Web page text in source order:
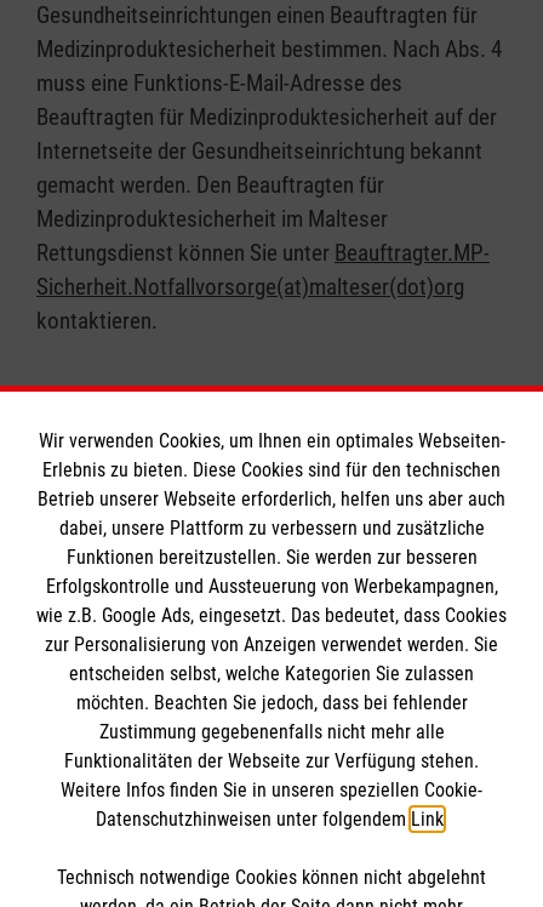
Gesundheitseinrichtungen einen Beauftragten für
Medizinproduktesicherheit bestimmen. Nach Abs. 4
muss eine Funktions-E-Mail-Adresse des
Beauftragten für Medizinproduktesicherheit auf der
Internetseite der Gesundheitseinrichtung bekannt
gemacht werden. Den Beauftragten für
Medizinproduktesicherheit im Malteser
Rettungsdienst können Sie unter Beauftragter.MP-
Sicherheit.Notfallvorsorge(at)malteser(dot)org
kontaktieren.
Informationen
Impressum
Datenschutz
Kontakt
Barrierefreiheit
Die Malteser
Malteser in Deutschland
Malteserorden
Sharepoint
Spendenkonto
IBAN: DE39 3706 0120 1201 2150 10
Wir verwenden Cookies, um Ihnen ein optimales Webseiten-
Erlebnis zu bieten. Diese Cookies sind für den technischen
Betrieb unserer Webseite erforderlich, helfen uns aber auch
dabei, unsere Plattform zu verbessern und zusätzliche
Funktionen bereitzustellen. Sie werden zur besseren
Erfolgskontrolle und Aussteuerung von Werbekampagnen,
wie z.B. Google Ads, eingesetzt. Das bedeutet, dass Cookies
zur Personalisierung von Anzeigen verwendet werden. Sie
entscheiden selbst, welche Kategorien Sie zulassen
möchten. Beachten Sie jedoch, dass bei fehlender
Zustimmung gegebenenfalls nicht mehr alle
Funktionalitäten der Webseite zur Verfügung stehen.
Weitere Infos finden Sie in unseren speziellen Cookie-
Datenschutzhinweisen unter folgendem Link.
Technisch notwendige Cookies können nicht abgelehnt